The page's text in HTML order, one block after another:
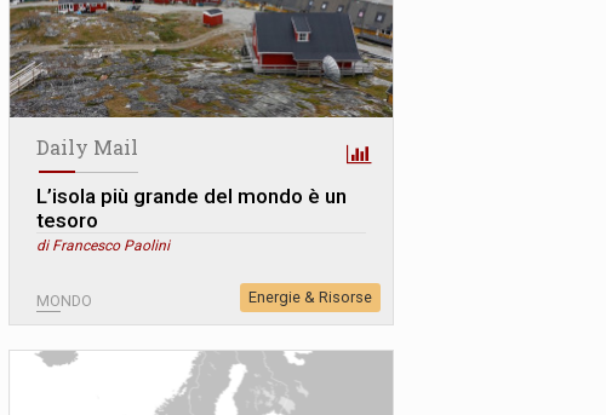
Daily Mail
L’isola più grande del mondo è un
tesoro
di Francesco Paolini
MONDO Energie & Risorse